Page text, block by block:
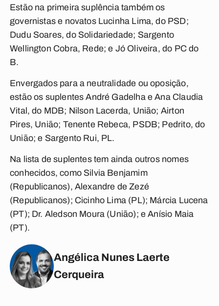
Estão na primeira suplência também os
governistas e novatos Lucinha Lima, do PSD;
Dudu Soares, do Solidariedade; Sargento
Wellington Cobra, Rede; e Jó Oliveira, do PC do
B.
Envergados para a neutralidade ou oposição,
estão os suplentes André Gadelha e Ana Claudia
Vital, do MDB; Nilson Lacerda, União; Airton
Pires, União; Tenente Rebeca, PSDB; Pedrito, do
União; e Sargento Rui, PL.
Na lista de suplentes tem ainda outros nomes
conhecidos, como Silvia Benjamim
(Republicanos), Alexandre de Zezé
(Republicanos); Cicinho Lima (PL); Márcia Lucena
(PT); Dr. Aledson Moura (União); e Anísio Maia
(PT).
Angélica Nunes Laerte
Cerqueira